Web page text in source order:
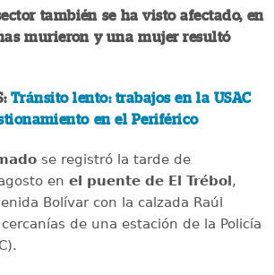
también se ha visto afectado, en
murieron y una mujer resultó
Tránsito lento: trabajos en la USAC
en el Periférico
se registró la tarde de
en el puente de El Trébol,
Bolívar con la calzada Raúl
de una estación de la Policía